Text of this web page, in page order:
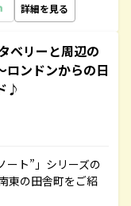
詳細を見る
ベリーと周辺の
ロンドンからの日
♪
ート”」シリーズの
東の田舎町をご紹